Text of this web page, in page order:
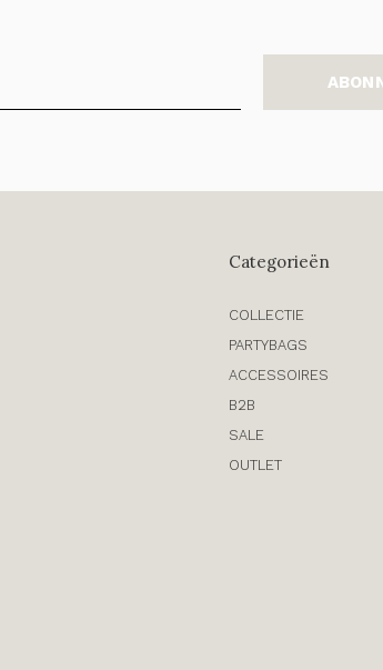
Categorieën
COLLECTIE
PARTYBAGS
ACCESSOIRES
B2B
SALE
OUTLET